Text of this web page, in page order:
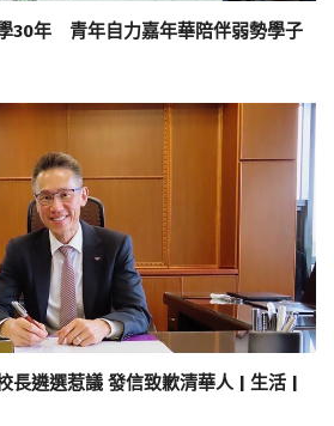
30年 青年自力嘉年華陪伴弱勢學子
長遴選惹議 發信致歉清華人 | 生活 |